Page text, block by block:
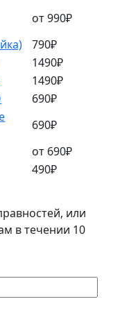
от 990₽
790₽
1490₽
1490₽
690₽
690₽
от 690₽
490₽
или
в течении 10